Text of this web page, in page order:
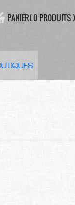
PANIER( 0 PRODUITS )